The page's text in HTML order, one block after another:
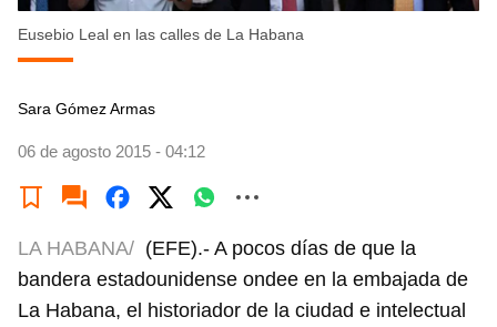
Eusebio Leal en las calles de La Habana
Sara Gómez Armas
06 de agosto 2015 - 04:12
LA HABANA/ (EFE).- A pocos días de que la
bandera estadounidense ondee en la embajada de
La Habana, el historiador de la ciudad e intelectual